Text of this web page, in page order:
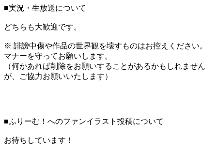
■実況・生放送について
どちらも大歓迎です。
※ 誹謗中傷や作品の世界観を壊すものはお控えください。
マナーを守ってお願いします。
（何かあれば削除をお願いすることがあるかもしれません
が、ご協力お願いいたします）
■ふりーむ！へのファンイラスト投稿について
お待ちしています！